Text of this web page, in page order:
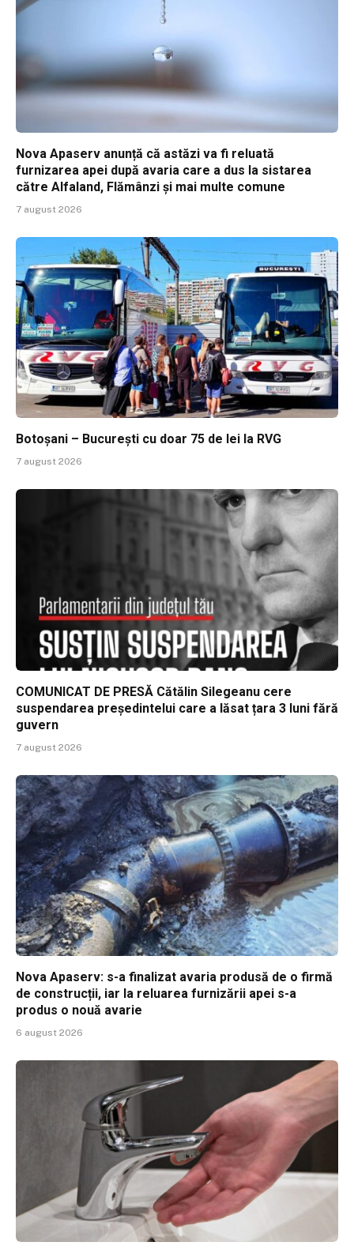
Nova Apaserv anunță că astăzi va fi reluată
furnizarea apei după avaria care a dus la sistarea
către Alfaland, Flămânzi și mai multe comune
7 august 2026
Botoșani – București cu doar 75 de lei la RVG
7 august 2026
COMUNICAT DE PRESĂ Cătălin Silegeanu cere
suspendarea președintelui care a lăsat țara 3 luni fără
guvern
7 august 2026
Nova Apaserv: s-a finalizat avaria produsă de o firmă
de construcții, iar la reluarea furnizării apei s-a
produs o nouă avarie
6 august 2026